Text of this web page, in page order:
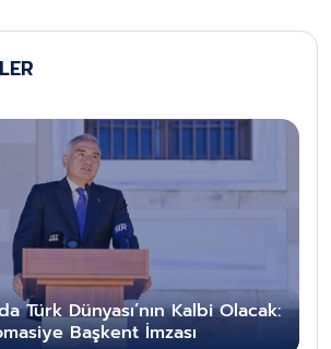
Türk Dünyası’nın Kalbi Olacak:
Başkent İmzası